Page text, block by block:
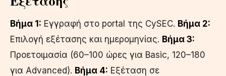
Βήμα 1: Εγγραφή στο portal της CySEC. Βήμα 2:
Επιλογή εξέτασης και ημερομηνίας. Βήμα 3:
Προετοιμασία (60–100 ώρες για Basic, 120–180
για Advanced). Βήμα 4: Εξέταση σε